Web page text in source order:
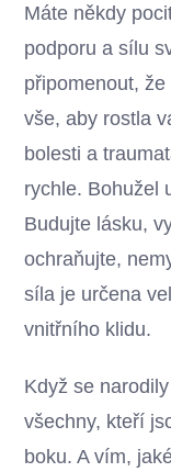
Máte někdy
podporu a sílu
připomenout,
vše, aby rostla
bolesti a
rychle. Bohužel
Budujte lásku,
ochraňujte,
síla je určena
vnitřního klidu.
Když se
všechny, kteří
boku. A vím,